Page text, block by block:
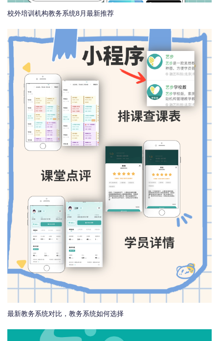
校外培训机构教务系统8月最新推荐
最新教务系统对比，教务系统如何选择